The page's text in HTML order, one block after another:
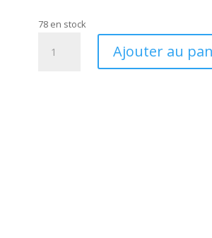
78 en stock
« COSMOPOLIS »
Ajouter au